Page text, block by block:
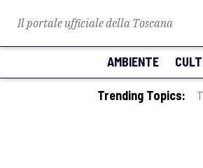
Il portale ufficiale della Toscana
AMBIENTE
Trending Topics: